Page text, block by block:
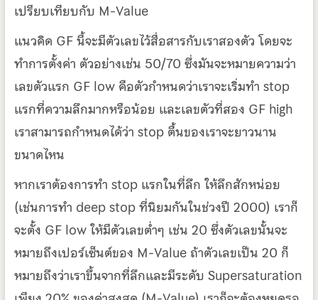
เปรียบเทียบกับ M-Value
แนวคิด GF นี้จะมีตัวเลขไว้สื่อสารกับเราสองตัว โดยจะ
ทำการตั้งค่า ตัวอย่างเช่น 50/70 ซึ่งมันจะหมายความว่า
เลขตัวแรก GF low คือตัวกำหนดว่าเราจะเริ่มทำ stop
แรกที่ความลึกมากหรือน้อย และเลขตัวที่สอง GF high
เราสามารถกำหนดได้ว่า stop ตื้นของเราจะยาวนาน
ขนาดไหน
หากเราต้องการทำ stop แรกในที่ลึก ให้ลึกสักหน่อย
(เช่นการทำ deep stop ที่นิยมกันในช่วงปี 2000) เราก็
จะตั้ง GF low ให้มีตัวเลขต่ำๆ เช่น 20 ซึ่งตัวเลขนั้นจะ
หมายถึงเปอร์เซ็นต์ของ M-Value ถ้าตัวเลขเป็น 20 ก็
หมายถึงว่าเราขึ้นจากที่ลึกและมีระดับ Supersaturation